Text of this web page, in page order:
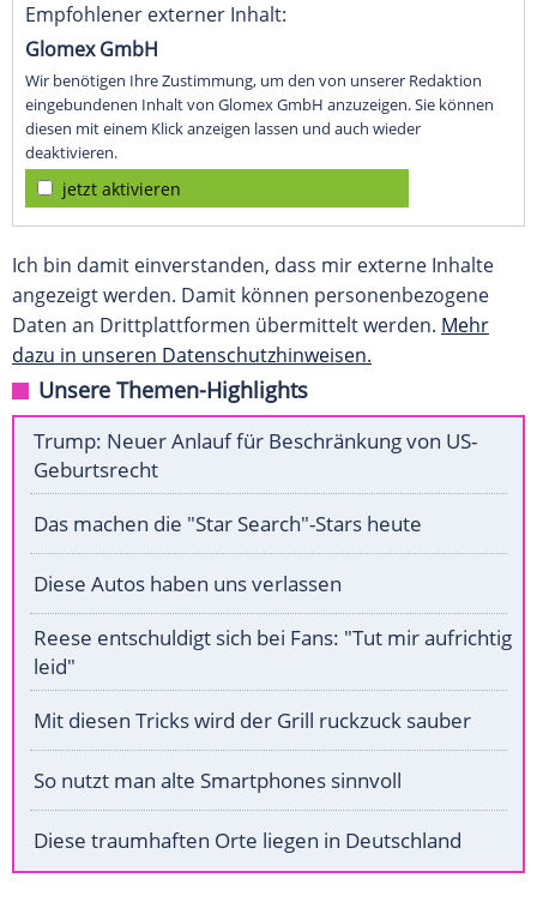
Empfohlener externer Inhalt:
Glomex GmbH
Wir benötigen Ihre Zustimmung, um den von unserer Redaktion
eingebundenen Inhalt von Glomex GmbH anzuzeigen. Sie können
diesen mit einem Klick anzeigen lassen und auch wieder
deaktivieren.
jetzt aktivieren
Ich bin damit einverstanden, dass mir externe Inhalte
angezeigt werden. Damit können personenbezogene
Daten an Drittplattformen übermittelt werden. Mehr
dazu in unseren Datenschutzhinweisen.
Unsere Themen-Highlights
Trump: Neuer Anlauf für Beschränkung von US-
Geburtsrecht
Das machen die "Star Search"-Stars heute
Diese Autos haben uns verlassen
Reese entschuldigt sich bei Fans: "Tut mir aufrichtig
leid"
Mit diesen Tricks wird der Grill ruckzuck sauber
So nutzt man alte Smartphones sinnvoll
Diese traumhaften Orte liegen in Deutschland